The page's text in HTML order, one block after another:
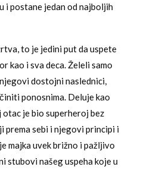
i postane jedan od najboljih
to je jedini put da uspete
kao i sva deca. Želeli samo
dostojni naslednici,
ponosnima. Deluje kao
je bio superheroj bez
prema sebi i njegovi principi i
majka uvek brižno i pažljivo
stubovi našeg uspeha koje u